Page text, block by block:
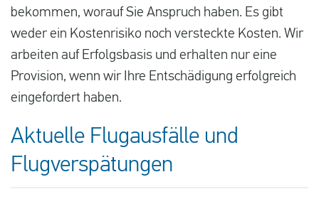
bekommen, worauf Sie Anspruch haben. Es gibt
weder ein Kostenrisiko noch versteckte Kosten. Wir
arbeiten auf Erfolgsbasis und erhalten nur eine
Provision, wenn wir Ihre Entschädigung erfolgreich
eingefordert haben.
Aktuelle Flugausfälle und
Flugverspätungen